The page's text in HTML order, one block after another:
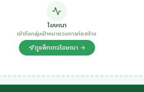
โฆษณา
เข้าถึงกลุ่มเป้าหมายวงการก่อสร้าง
ดูแพ็กเกจโฆษณา →